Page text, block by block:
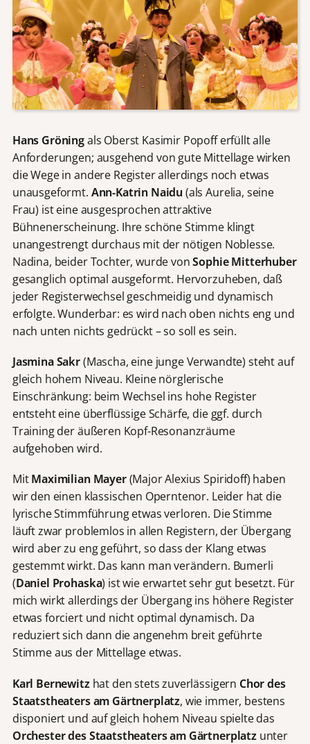
Hans Gröningals Oberst Kasimir Popoff erfüllt alle
Anforderungen; ausgehend von gute Mittellage wirken
die Wege in andere Register allerdings noch etwas
unausgeformt. Ann-Katrin Naidu (als Aurelia, seine
Frau) ist eine ausgesprochen attraktive
Bühnenerscheinung. Ihre schöne Stimme klingt
unangestrengt durchaus mit der nötigen Noblesse.
Nadina, beider Tochter, wurde vonSophie Mitterhuber
gesanglich optimal ausgeformt. Hervorzuheben, daß
jeder Registerwechsel geschmeidig und dynamisch
erfolgte. Wunderbar: es wird nach oben nichts eng und
nach unten nichts gedrückt – so soll es sein.
Jasmina Sakr(Mascha, eine junge Verwandte) steht auf
gleich hohem Niveau. Kleine nörglerische
Einschränkung: beim Wechsel ins hohe Register
entsteht eine überflüssige Schärfe, die ggf. durch
Training der äußeren Kopf-Resonanzräume
aufgehoben wird.
MitMaximilian Mayer(Major Alexius Spiridoff) haben
wir den einen klassischen Operntenor. Leider hat die
lyrische Stimmführung etwas verloren. Die Stimme
läuft zwar problemlos in allen Registern, der Übergang
wird aber zu eng geführt, so dass der Klang etwas
gestemmt wirkt. Das kann man verändern. Bumerli
(Daniel Prohaska) ist wie erwartet sehr gut besetzt. Für
mich wirkt allerdings der Übergang ins höhere Register
etwas forciert und nicht optimal dynamisch. Da
reduziert sich dann die angenehm breit geführte
Stimme aus der Mittellage etwas.
Karl Bernewitzhat den stets zuverlässigern Chor des
Staatstheaters am Gärtnerplatz, wie immer, bestens
disponiert und auf gleich hohem Niveau spielte das
Orchester des Staatstheaters am Gärtnerplatzunter